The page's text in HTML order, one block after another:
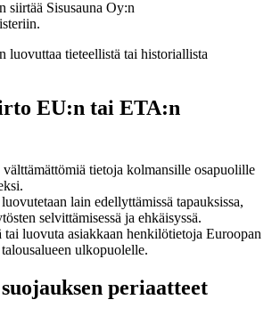
siirtää Sisusauna Oy:n
luovuttaa tieteellistä tai historiallista
EU:n tai ETA:n
tietoja kolmansille osapuolille
lain edellyttämissä tapauksissa,
selvittämisessä ja ehkäisyssä.
tai luovuta asiakkaan henkilötietoja Euroopan
ulkopuolelle.
periaatteet